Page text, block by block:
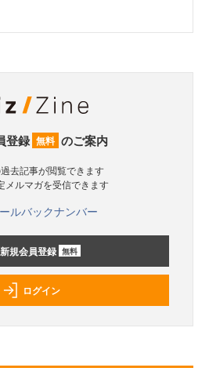
登録 無料 のご案内
過去記事が閲覧できます
メルマガを受信できます
ルバックナンバー
新規会員登録 無料
ログイン